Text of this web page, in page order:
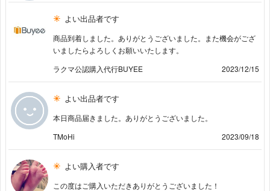
よい出品者です
商品到着しました。ありがとうございました。また機会がござ
いましたらよろしくお願いいたします。
ラクマ公認購入代行BUYEE
2023/12/15
よい出品者です
本日商品届きました。ありがとうございました。
TMoHi
2023/09/18
よい購入者です
この度はご購入いただきありがとうございました！